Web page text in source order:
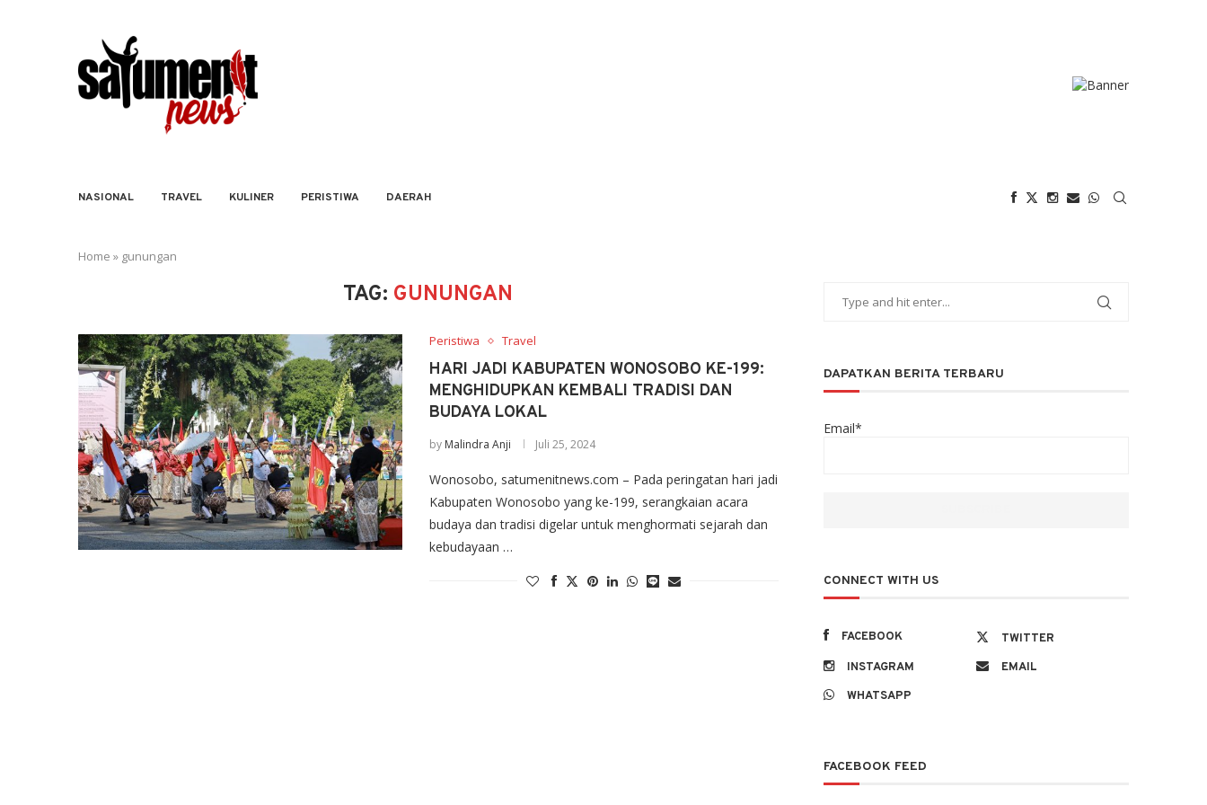
NASIONAL TRAVEL KULINER PERISTIWA DAERAH
Home » gunungan
TAG: GUNUNGAN
Peristiwa Travel
HARI JADI KABUPATEN WONOSOBO KE-199:
MENGHIDUPKAN KEMBALI TRADISI DAN
BUDAYA LOKAL
by Malindra Anji Juli 25, 2024
Wonosobo, satumenitnews.com – Pada peringatan hari jadi
Kabupaten Wonosobo yang ke-199, serangkaian acara
budaya dan tradisi digelar untuk menghormati sejarah dan
kebudayaan …
DAPATKAN BERITA TERBARU
Email*
CONNECT WITH US
FACEBOOK
TWITTER
INSTAGRAM
EMAIL
WHATSAPP
FACEBOOK FEED